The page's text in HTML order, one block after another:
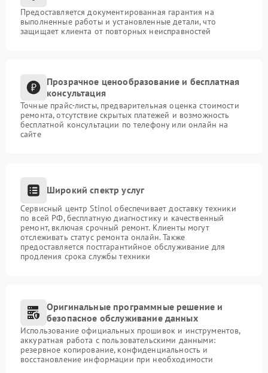
Предоставляется документированная гарантия на
выполненные работы и установленные детали, что
защищает клиента от повторных неисправностей
Прозрачное ценообразование и бесплатная
консультация
Точные прайс-листы, предварительная оценка стоимости
ремонта, отсутствие скрытых платежей и возможность
бесплатной консультации по телефону или онлайн на
сайте
Широкий спектр услуг
Сервисный центр Stinol обеспечивает доставку техники
по всей РФ, бесплатную диагностику и качественный
ремонт, включая срочный ремонт. Клиенты могут
отслеживать статус ремонта онлайн. Также
предоставляется постгарантийное обслуживание для
продления срока службы техники
Оригинальные программные решение и
безопасное обслуживание данных
Использование официальных прошивок и инструментов,
аккуратная работа с пользовательскими данными:
резервное копирование, конфиденциальность и
восстановление информации при необходимости